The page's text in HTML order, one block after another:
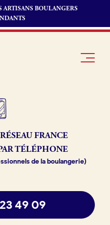
BOULANGERS
Offres
de
Actualités
Je suis
fournisseur
FRANCE
TÉLÉPHONE
de la boulangerie)
49 09